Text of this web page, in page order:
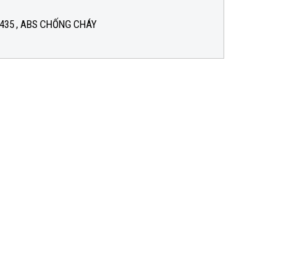
, ABS CHỐNG CHÁY